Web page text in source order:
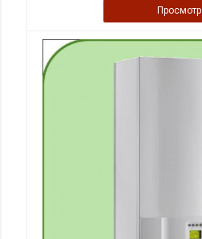
Просмотр